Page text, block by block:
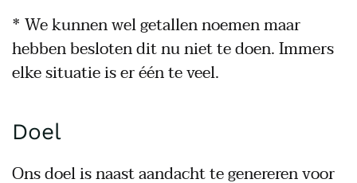
* We kunnen wel getallen noemen maar
hebben besloten dit nu niet te doen. Immers
elke situatie is er één te veel.
Doel
Ons doel is naast aandacht te genereren voor